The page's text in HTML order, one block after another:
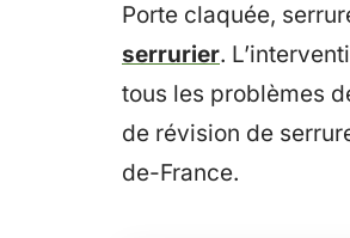
Porte claquée,
serrurier.
tous les problèmes
de révision de
de-France.